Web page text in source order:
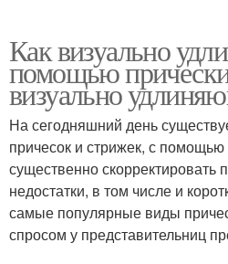
Как визуально
помощью
визуально
На сегодняшний день
причесок и стрижек, с
существенно скорректировать
недостатки, в том числе и
самые популярные виды
спросом у представительниц